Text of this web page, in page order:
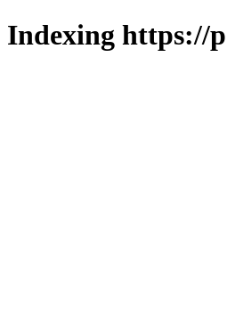
Indexing https://